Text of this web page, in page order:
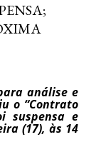
análise e
o “Contrato
suspensa e
(17), às 14